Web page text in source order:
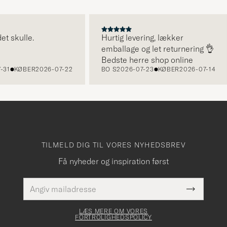
2026-07-22
Hurtig levering, lækker
emballage og let returnering 👌
Bedste herre shop online
2026-07-23 KØBER2026-07-14
TILMELD DIG TIL VORES NYHEDSBREV
Få nyheder og inspiration først
mailadresse
Dette
felt skal
Submit
Newsletter
LÆS MERE OM VORES
FORTROLIGHEDSPOLICY